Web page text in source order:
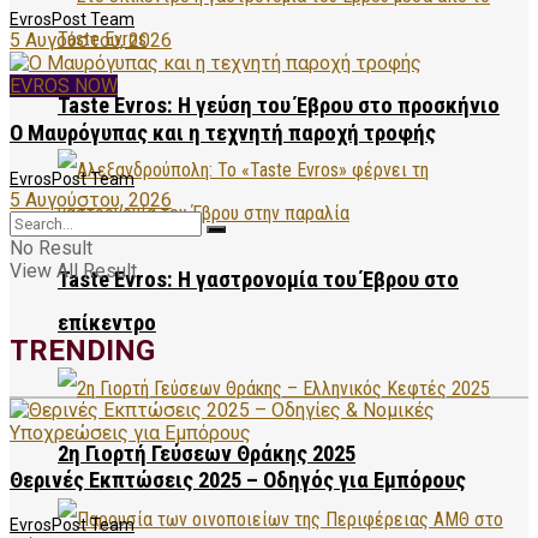
Taste Evros: Η γεύση του Έβρου στο προσκήνιο
Taste Evros: Η γαστρονομία του Έβρου στο
επίκεντρο
2η Γιορτή Γεύσεων Θράκης 2025
EvrosPost Team
5 Αυγούστου, 2026
EVROS NOW
Ο Μαυρόγυπας και η τεχνητή παροχή τροφής
EvrosPost Team
5 Αυγούστου, 2026
No Result
View All Result
TRENDING
Θερινές Εκπτώσεις 2025 – Οδηγός για Εμπόρους
EvrosPost Team